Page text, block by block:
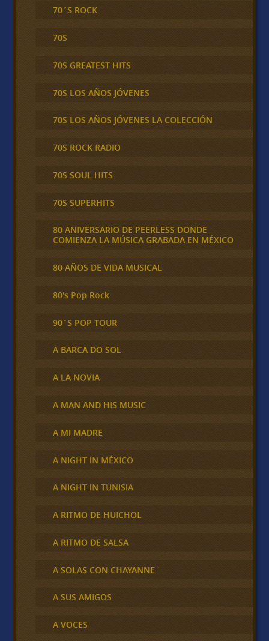
70´S ROCK
70S
70S GREATEST HITS
70S LOS AÑOS JÓVENES
70S LOS AÑOS JÓVENES LA COLECCIÓN
70S ROCK RADIO
70S SOUL HITS
70S SUPERHITS
80 ANIVERSARIO DE PEERLESS DONDE
COMIENZA LA MÚSICA GRABADA EN MÉXICO
80 AÑOS DE VIDA MUSICAL
80's Pop Rock
90´S POP TOUR
A BARCA DO SOL
A LA NOVIA
A MAN AND HIS MUSIC
A MI MADRE
A NIGHT IN MÉXICO
A NIGHT IN TUNISIA
A RITMO DE HUICHOL
A RITMO DE SALSA
A SOLAS CON CHAYANNE
A SUS AMIGOS
A VOCES